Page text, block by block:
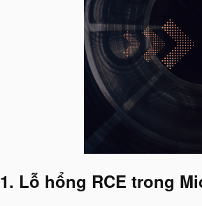
1. Lỗ hổng RCE trong